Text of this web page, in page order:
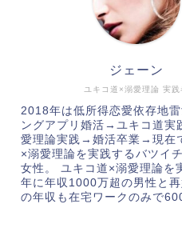
ユキコ道×溺愛理論 実践
ジェーン
2018年は低所得恋愛依存地
ングアプリ婚活→ユキコ道
愛理論実践→婚活卒業→現在
×溺愛理論を実践するバツイ
女性。 ユキコ道×溺愛理論を
年に年収1000万超の男性と
の年収も在宅ワークのみで